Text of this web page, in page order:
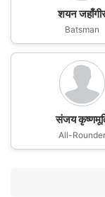
शयन
Batsman
संजय
All-Rounder